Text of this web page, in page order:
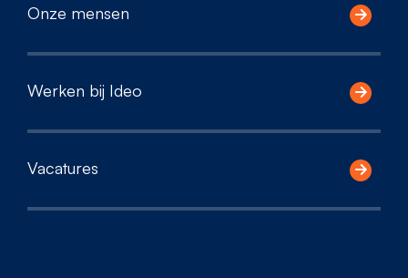
Onze mensen
Werken bij Ideo
Vacatures